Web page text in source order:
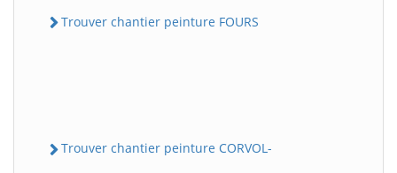
Trouver chantier peinture FOURS
Trouver chantier peinture CORVOL-